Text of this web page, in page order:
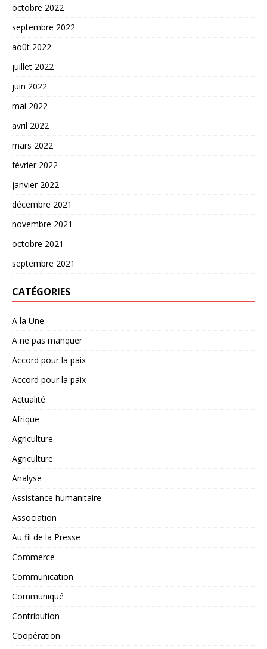
octobre 2022
septembre 2022
août 2022
juillet 2022
juin 2022
mai 2022
avril 2022
mars 2022
février 2022
janvier 2022
décembre 2021
novembre 2021
octobre 2021
septembre 2021
CATÉGORIES
A la Une
A ne pas manquer
Accord pour la paix
Accord pour la paix
Actualité
Afrique
Agriculture
Agriculture
Analyse
Assistance humanitaire
Association
Au fil de la Presse
Commerce
Communication
Communiqué
Contribution
Coopération